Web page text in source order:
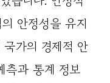
안정성을 유지
가의 경제적 안
측과 통계 정보